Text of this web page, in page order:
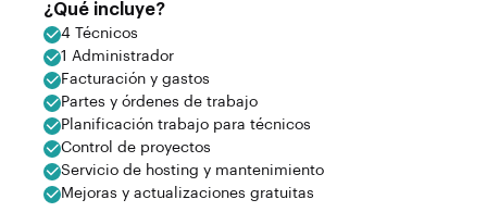
¿Qué incluye?
4 Técnicos
1 Administrador
Facturación y gastos
Partes y órdenes de trabajo
Planificación trabajo para técnicos
Control de proyectos
Servicio de hosting y mantenimiento
Mejoras y actualizaciones gratuitas